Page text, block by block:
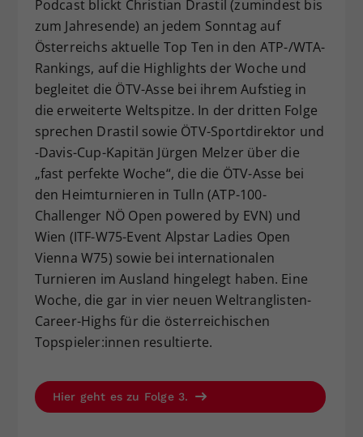
Podcast blickt Christian Drastil (zumindest bis
zum Jahresende) an jedem Sonntag auf
Österreichs aktuelle Top Ten in den ATP-/WTA-
Rankings, auf die Highlights der Woche und
begleitet die ÖTV-Asse bei ihrem Aufstieg in
die erweiterte Weltspitze. In der dritten Folge
sprechen Drastil sowie ÖTV-Sportdirektor und
-Davis-Cup-Kapitän Jürgen Melzer über die
„fast perfekte Woche“, die die ÖTV-Asse bei
den Heimturnieren in Tulln (ATP-100-
Challenger NÖ Open powered by EVN) und
Wien (ITF-W75-Event Alpstar Ladies Open
Vienna W75) sowie bei internationalen
Turnieren im Ausland hingelegt haben. Eine
Woche, die gar in vier neuen Weltranglisten-
Career-Highs für die österreichischen
Topspieler:innen resultierte.
Hier geht es zu Folge 3.
Zweck
Dieser Wert speichert Ihre Consent-
Einstellungen. Unter anderem eine
zufällig generierte ID, für die
historische Speicherung Ihrer
vorgenommen Einstellungen, falls der
Webseiten-Betreiber dies eingestellt
hat.